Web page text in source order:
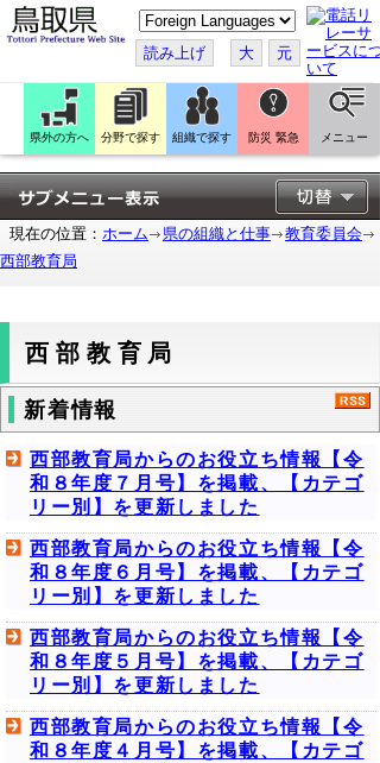
こ
の
ペ
ー
ジ
翻
訳
す
る
読み上げ 大 元
県外の方へ 分野で探す 組織で探す 防災 緊急 メニュー
現在の位置： ホーム 県の組織と仕事
教育委員会
西部教育局
西部教育局
新着情報
西部教育局からのお役立ち情報【令
和８年度７月号】を掲載、【カテゴ
リー別】を更新しました
西部教育局からのお役立ち情報【令
和８年度６月号】を掲載、【カテゴ
リー別】を更新しました
西部教育局からのお役立ち情報【令
和８年度５月号】を掲載、【カテゴ
リー別】を更新しました
西部教育局からのお役立ち情報【令
和８年度４月号】を掲載、【カテゴ